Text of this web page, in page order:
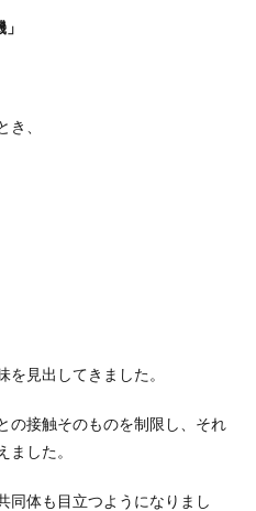
、
見出してきました。
の接触そのものを制限し、それ
した。
同体も目立つようになりまし